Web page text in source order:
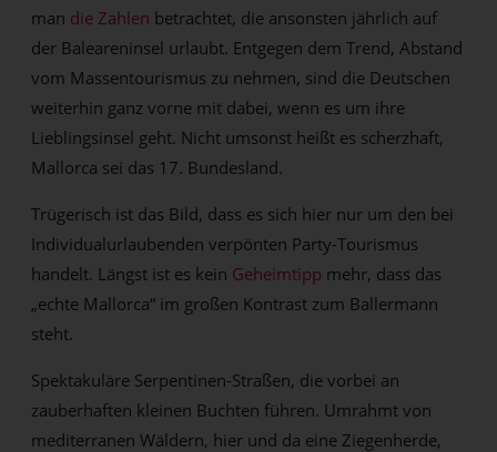
man die Zahlen betrachtet, die ansonsten jährlich auf
der Baleareninsel urlaubt. Entgegen dem Trend, Abstand
vom Massentourismus zu nehmen, sind die Deutschen
weiterhin ganz vorne mit dabei, wenn es um ihre
Lieblingsinsel geht. Nicht umsonst heißt es scherzhaft,
Mallorca sei das 17. Bundesland.
Trügerisch ist das Bild, dass es sich hier nur um den bei
Individualurlaubenden verpönten Party-Tourismus
handelt. Längst ist es kein Geheimtipp mehr, dass das
„echte Mallorca“ im großen Kontrast zum Ballermann
steht.
Spektakuläre Serpentinen-Straßen, die vorbei an
zauberhaften kleinen Buchten führen. Umrahmt von
mediterranen Wäldern, hier und da eine Ziegenherde,